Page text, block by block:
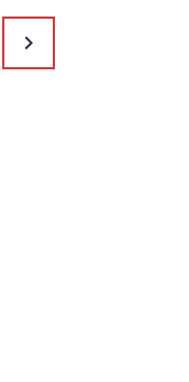
keyboard_arrow_right